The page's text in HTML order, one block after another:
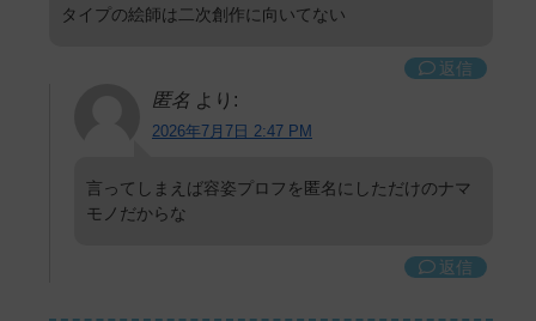
タイプの絵師は二次創作に向いてない
返信
匿名 より:
2026年7月7日 2:47 PM
言ってしまえば容姿プロフを匿名にしただけのナマ
モノだからな
返信